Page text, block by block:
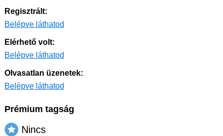
Regisztrált:
Belépve láthatod
Elérhető volt:
Belépve láthatod
Olvasatlan üzenetek:
Belépve láthatod
Prémium tagság
Nincs